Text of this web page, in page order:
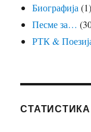
Биографија (1)
Песме за…
РТК &